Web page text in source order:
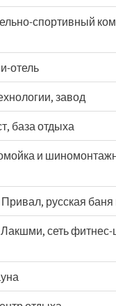
спортивный
отель
завод
база отдыха
и
русская
сеть фитнес-